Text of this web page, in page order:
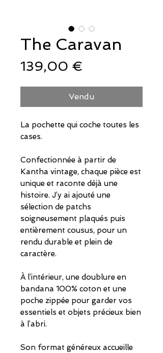
The Caravan
139,00 €
Vendu
La pochette qui coche toutes les
cases.
Confectionnée à partir de
Kantha vintage, chaque pièce est
unique et raconte déjà une
histoire. J’y ai ajouté une
sélection de patchs
soigneusement plaqués puis
entièrement cousus, pour un
rendu durable et plein de
caractère.
À l’intérieur, une doublure en
bandana 100% coton et une
poche zippée pour garder vos
essentiels et objets précieux bien
à l’abri.
Son format généreux accueille